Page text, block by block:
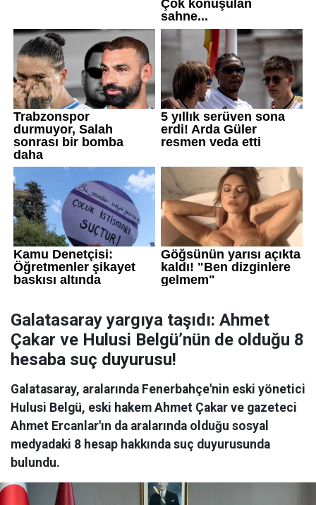
Galatasaray yargıya taşıdı: Ahmet
Çakar ve Hulusi Belgü’nün de olduğu 8
hesaba suç duyurusu!
Galatasaray, aralarında Fenerbahçe'nin eski yönetici
Hulusi Belgü, eski hakem Ahmet Çakar ve gazeteci
Ahmet Ercanlar'ın da aralarında olduğu sosyal
medyadaki 8 hesap hakkında suç duyurusunda
bulundu.